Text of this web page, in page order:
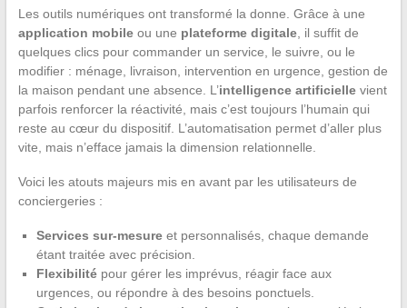
Les outils numériques ont transformé la donne. Grâce à une
application mobileou une plateforme digitale, il suffit de
quelques clics pour commander un service, le suivre, ou le
modifier : ménage, livraison, intervention en urgence, gestion de
la maison pendant une absence. L’intelligence artificiellevient
parfois renforcer la réactivité, mais c’est toujours l’humain qui
reste au cœur du dispositif. L’automatisation permet d’aller plus
vite, mais n’efface jamais la dimension relationnelle.
Voici les atouts majeurs mis en avant par les utilisateurs de
conciergeries :
Services sur-mesureet personnalisés, chaque demande
étant traitée avec précision.
Flexibilitépour gérer les imprévus, réagir face aux
urgences, ou répondre à des besoins ponctuels.